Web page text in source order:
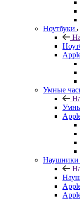
Ноутбуки
Умные
Наушники